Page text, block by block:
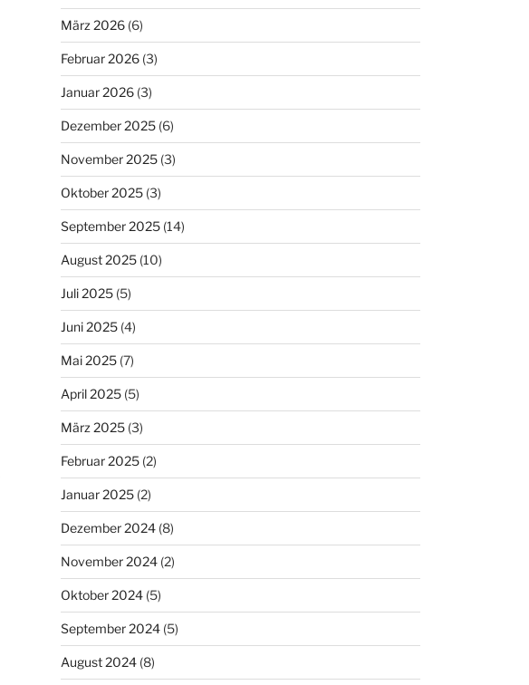
März 2026(6)
Februar 2026(3)
Januar 2026(3)
Dezember 2025(6)
November 2025(3)
Oktober 2025(3)
September 2025(14)
August 2025(10)
Juli 2025(5)
Juni 2025(4)
Mai 2025(7)
April 2025(5)
März 2025(3)
Februar 2025(2)
Januar 2025(2)
Dezember 2024(8)
November 2024(2)
Oktober 2024(5)
September 2024(5)
August 2024(8)